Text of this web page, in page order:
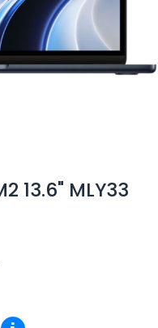
13.6" MLY33